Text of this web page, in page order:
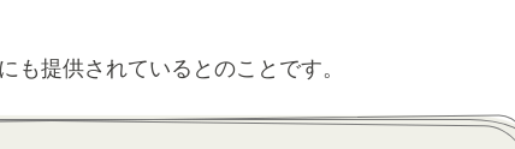
も提供されているとのことです。